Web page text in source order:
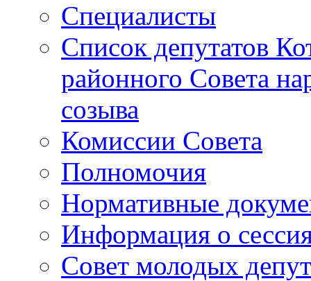
Специалисты
Список депутатов
районного Совета
созыва
Комиссии Совета
Полномочия
Нормативные
Информация о
Совет молодых